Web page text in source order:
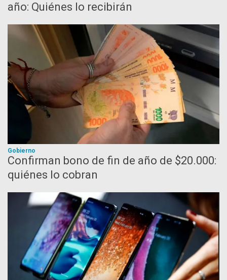
año: Quiénes lo recibirán
Gobierno
Confirman bono de fin de año de $20.000:
quiénes lo cobran